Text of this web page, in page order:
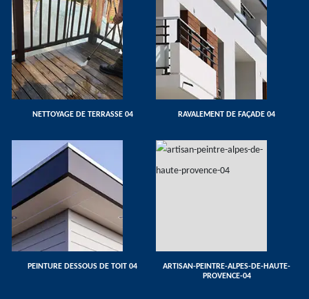
NETTOYAGE DE TERRASSE 04 RAVALEMENT DE FAÇADE 04
PEINTURE DESSOUS DE TOIT 04
ARTISAN-PEINTRE-ALPES-DE-HAUTE-
PROVENCE-04